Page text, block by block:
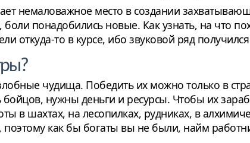
немаловажное место в создании
понадобились новые. Как узнать, на что
откуда-то в курсе, ибо звуковой ряд
чудища. Победить их можно только в
нужны деньги и ресурсы. Чтобы их
в шахтах, на лесопилках, рудниках, в
поэтому как бы богаты вы не были, найм